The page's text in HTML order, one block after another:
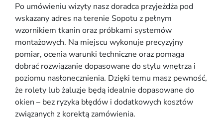
Po umówieniu wizyty nasz doradca przyjeżdża pod
wskazany adres na terenie Sopotu z pełnym
wzornikiem tkanin oraz próbkami systemów
montażowych. Na miejscu wykonuje precyzyjny
pomiar, ocenia warunki techniczne oraz pomaga
dobrać rozwiązanie dopasowane do stylu wnętrza i
poziomu nasłonecznienia. Dzięki temu masz pewność,
że rolety lub żaluzje będą idealnie dopasowane do
okien – bez ryzyka błędów i dodatkowych kosztów
związanych z korektą zamówienia.